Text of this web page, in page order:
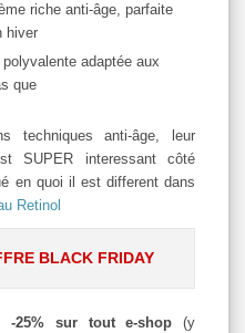
riche anti-âge, parfaite
hiver
adaptée aux
que
techniques anti-âge, leur
SUPER interessant côté
en quoi il est different dans
Retinol
BLACK FRIDAY
-25% sur tout e-shop (y